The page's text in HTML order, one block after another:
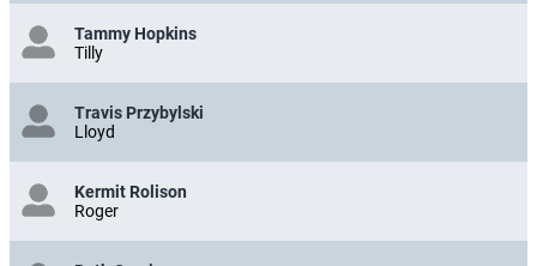
Tammy Hopkins
Tilly
Travis Przybylski
Lloyd
Kermit Rolison
Roger